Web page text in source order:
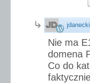
jdanecki
Nie ma
domena
Co do